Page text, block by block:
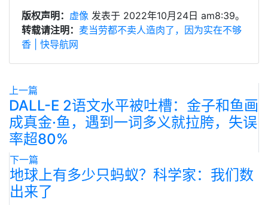
版权声明： 虚像 发表于 2022年10月24日 am8:39。
转载请注明： 麦当劳都不卖人造肉了，因为实在不够
香 | 快导航网
上一篇
DALL-E 2语文水平被吐槽：金子和鱼画
成真金·鱼，遇到一词多义就拉胯，失误
率超80%
下一篇
地球上有多少只蚂蚁？科学家：我们数
出来了